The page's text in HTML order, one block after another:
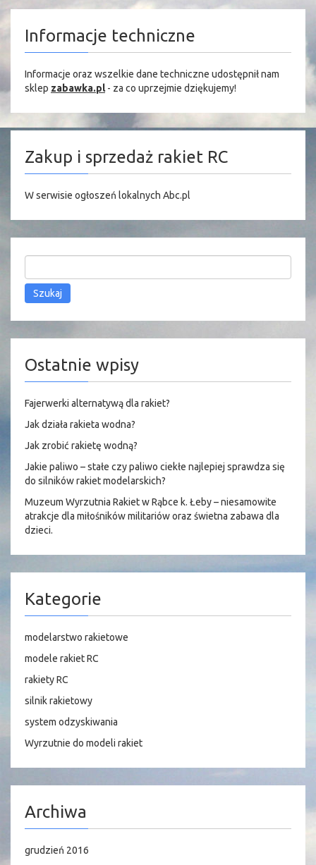
Informacje techniczne
Informacje oraz wszelkie dane techniczne udostępnił nam
sklep zabawka.pl- za co uprzejmie dziękujemy!
Zakup i sprzedaż rakiet RC
W serwisie ogłoszeń lokalnych Abc.pl
Ostatnie wpisy
Fajerwerki alternatywą dla rakiet?
Jak działa rakieta wodna?
Jak zrobić rakietę wodną?
Jakie paliwo – stałe czy paliwo ciekłe najlepiej sprawdza się
do silników rakiet modelarskich?
Muzeum Wyrzutnia Rakiet w Rąbce k. Łeby – niesamowite
atrakcje dla miłośników militariów oraz świetna zabawa dla
dzieci.
Kategorie
modelarstwo rakietowe
modele rakiet RC
rakiety RC
silnik rakietowy
system odzyskiwania
Wyrzutnie do modeli rakiet
Archiwa
grudzień 2016